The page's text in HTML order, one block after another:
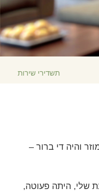
תשדירי שירות
והיה די ברור –
שלי, היתה פעוטה,